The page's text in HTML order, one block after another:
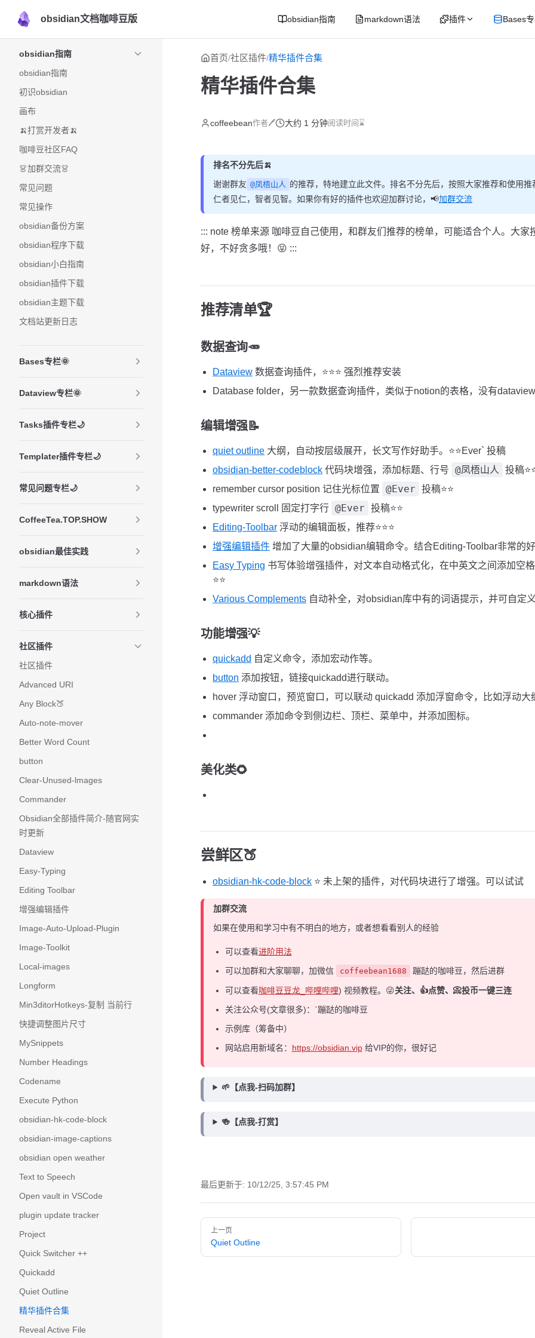
obsidian文档咖啡豆版 obsidian指南 markdown语法 插件 Bases
Skip to content
obsidian指南
obsidian指南
初识obsidian
画布
🍌打赏开发者🍌
咖啡豆社区FAQ
👗加群交流👗
常见问题
常见操作
obsidian备份方案
obsidian程序下载
obsidian小白指南
obsidian插件下载
obsidian主题下载
文档站更新日志
Bases专栏🌞
Dataview专栏🌞
Tasks插件专栏🌙
Templater插件专栏🌙
常见问题专栏🌙
CoffeeTea.TOP.SHOW
obsidian最佳实践
markdown语法
核心插件
社区插件
社区插件
Advanced URI
Any Block🍑
Auto-note-mover
Better Word Count
button
Clear-Unused-lmages
Commander
Obsidian全部插件简介-随官网实
时更新
Dataview
Easy-Typing
Editing Toolbar
增强编辑插件
Image-Auto-Upload-Plugin
Image-Toolkit
Local-images
Longform
Min3ditorHotkeys-复制 当前行
快捷调整图片尺寸
MySnippets
Number Headings
Codename
Execute Python
obsidian-hk-code-block
obsidian-image-captions
obsidian open weather
Text to Speech
Open vault in VSCode
plugin update tracker
Project
Quick Switcher ++
Quickadd
Quiet Outline
精华插件合集
Reveal Active File
首页/社区插件/精华插件合集
精华插件合集
coffeebean作者🖊 大约 1 分钟阅读时间⌛
排名不分先后🍌
谢谢群友 @凤梧山人 的推荐，特地建立此文件。排名不分先后，按照大家推荐和使用推
仁者见仁，智者见智。如果你有好的插件也欢迎加群讨论，📢加群交流
::: note 榜单来源 咖啡豆自己使用，和群友们推荐的榜单，可能适合个人。大家
好，不好贪多哦！😝 :::
推荐清单🏆
数据查询🥕
Dataview 数据查询插件，⭐️⭐️⭐️ 强烈推荐安装
Database folder，另一款数据查询插件，类似于notion的表格，没有
编辑增强📝
quiet outline 大纲，自动按层级展开，长文写作好助手。⭐️⭐️Ever` 投稿
obsidian-better-codeblock 代码块增强，添加标题、行号 @凤梧山人
投稿
remember cursor position 记住光标位置
@Ever
投稿⭐️⭐️
typewriter scroll 固定打字行 @Ever
投稿⭐️⭐️
Editing-Toolbar 浮动的编辑面板，推荐⭐️⭐️⭐️
增强编辑插件 增加了大量的obsidian编辑命令。结合Editing-Toolbar非常的好
Easy Typing 书写体验增强插件，对文本自动格式化，在中英文之间添加空
⭐️⭐️
Various Complements 自动补全，对obsidian库中有的词语提示，并可自定
功能增强💡
quickadd 自定义命令，添加宏动作等。
button 添加按钮，链接quickadd进行联动。
hover 浮动窗口，预览窗口，可以联动 quickadd 添加浮窗命令，比如浮动大
commander 添加命令到侧边栏、顶栏、菜单中，并添加图标。
美化类🌻
尝鲜区🍑
obsidian-hk-code-block ⭐️ 未上架的插件，对代码块进行了增强。可以试试
加群交流
如果在使用和学习中有不明白的地方，或者想看看别人的经验
可以查看进阶用法
可以加群和大家聊聊，加微信
coffeebean1688 蹦跶的咖啡豆，然后进群
可以查看咖啡豆豆龙_哔哩哔哩) 视频教程。😜关注、👍点赞、📀投币一键三连
关注公众号(文章很多)：`蹦跶的咖啡豆
示例库（筹备中）
网站启用新域名： https://obsidian.vip给VIP的你，很好记
🌱【点我-扫码加群】
🍻【点我-打赏】
最后更新于: 10/12/25, 3:57:45 PM
Pager
上一页
Quiet Outline